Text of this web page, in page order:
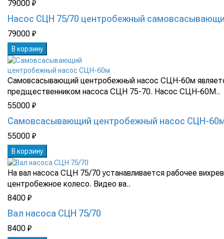
79000 ₽
Насос СЦН 75/70 центробежный
79000 ₽
В корзину
Самовсасывающий центробежный насос СЦН-60м
предщественником насоса СЦН 75-70. Насос СЦН-60М..
55000 ₽
Самовсасывающий центробежный насос СЦН-
55000 ₽
В корзину
На вал насоса СЦН 75/70 устанавливается рабочее
центробежное колесо. Видео ва..
8400 ₽
Вал насоса СЦН 75/70
8400 ₽